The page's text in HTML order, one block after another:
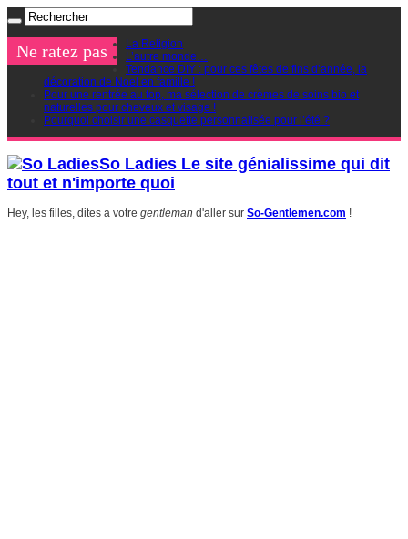
Ne ratez pas
La Religion
L’autre monde…
Tendance DIY : pour ces fêtes de fins d’année, la
décoration de Noel en famille !
Pour une rentrée au top, ma sélection de crèmes de soins bio et
naturelles pour cheveux et visage !
Pourquoi choisir une casquette personnalisée pour l’été ?
So Ladies Le site génialissime qui dit
tout et n'importe quoi
Hey, les filles, dites a votre gentleman d'aller sur So-Gentlemen.com !